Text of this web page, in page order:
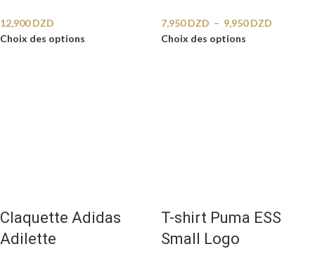
12,900DZD
Choix des options
7,950DZD – 9,950DZD
Choix des options
Claquette Adidas
Adilette
T-shirt Puma ESS
Small Logo